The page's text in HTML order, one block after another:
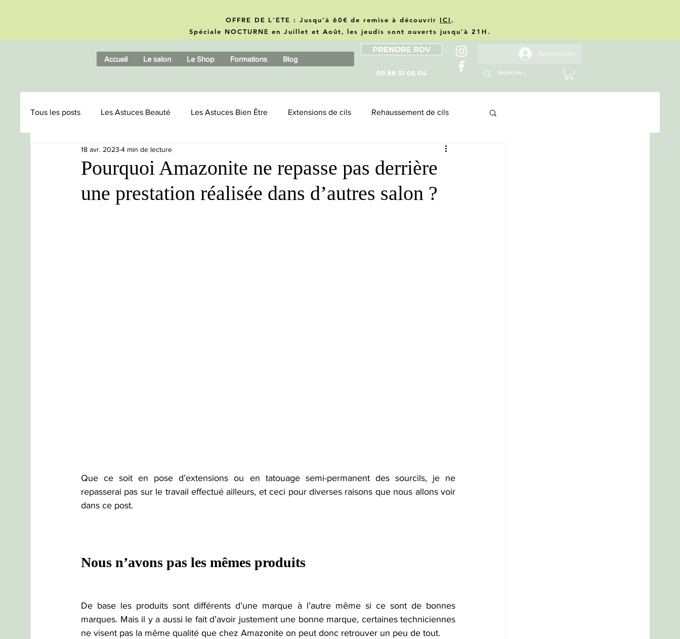
OFFRE DE L'ETE : Jusqu'à 60€ de remise à découvrir ICI .
Spéciale NOCTURNE en Juillet et Août, les jeudis sont ouverts jusqu'à 21H.
Accueil Le salon Le Shop Formations Blog
PRENDRE RDV
09 88 51 05 04
Se connecter
Tous les posts Les Astuces Beauté Les Astuces Bien Être Extensions de cils Rehaussement de cils
Microblading / Phishading
Pourquoi Amazonite ne repasse pas derrière
une prestation réalisée dans d’autres salon ?
18 avr. 2023 4 min de lecture
Que ce soit en pose d’extensions ou en tatouage semi-permanent des sourcils, je ne
repasserai pas sur le travail effectué ailleurs, et ceci pour diverses raisons que nous allons voir
dans ce post.
Nous n’avons pas les mêmes produits
De base les produits sont différents d’une marque à l’autre même si ce sont de bonnes
marques. Mais il y a aussi le fait d’avoir justement une bonne marque, certaines techniciennes
ne visent pas la même qualité que chez Amazonite on peut donc retrouver un peu de tout.